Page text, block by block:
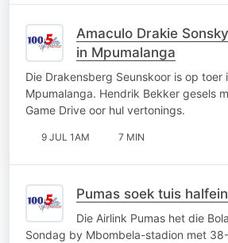
Amaculo Drakie
in Mpumalanga
Die Drakensberg Seunskoor is op toer
Mpumalanga. Hendrik Bekker gesels
Game Drive oor hul vertonings.
9 JUL 1AM 7 MIN
Pumas soek tuis
Die Airlink Pumas het die
Sondag by Mbombela-stadion met